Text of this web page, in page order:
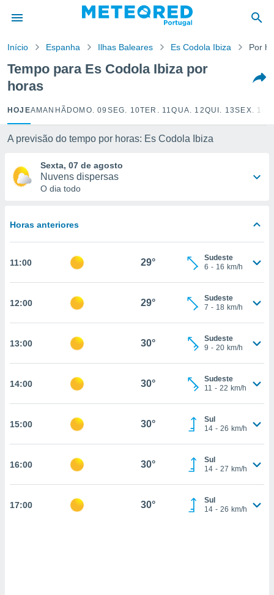
da
foi
para
fornecidas
a este
e
digital
ou
a nossa
ao
todos os
no
um perfil
CONTINUAR
Início Espanha Ilhas Baleares Es Codola Ibiza Por
Tempo para Es Codola Ibiza por
horas
HOJEAMANHÃ DOMO. 09 SEG. 10TER. 11QUA. 12QUI. 13SEX. 14
A previsão do tempo por horas: Es Codola Ibiza
Sexta, 07 de agosto
Nuvens dispersas
O dia todo
Horas anteriores
11:00 29°
Sudeste
6 - 16 km/h
12:00 29°
Sudeste
7 - 18 km/h
13:00 30°
Sudeste
9 - 20 km/h
14:00 30°
Sudeste
11 - 22 km/h
15:00 30°
Sul
14 - 26 km/h
16:00 30°
Sul
14 - 27 km/h
17:00 30°
Sul
14 - 26 km/h